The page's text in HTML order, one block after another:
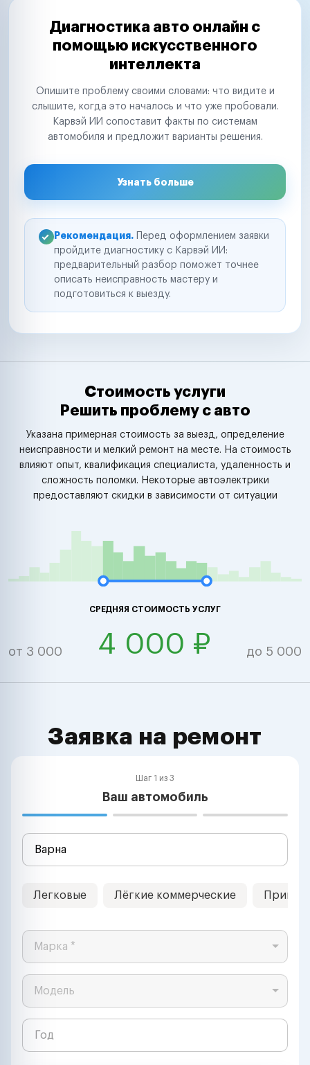
Диагностика авто онлайн с
помощью искусственного
интеллекта
Опишите проблему своими словами: что видите и
слышите, когда это началось и что уже пробовали.
Карвэй ИИ сопоставит факты по системам
автомобиля и предложит варианты решения.
Узнать больше
Рекомендация. Перед оформлением заявки
пройдите диагностику с Карвэй ИИ:
предварительный разбор поможет точнее
описать неисправность мастеру и
подготовиться к выезду.
Стоимость услуги
Решить проблему с авто
Указана примерная стоимость за выезд, определение
неисправности и мелкий ремонт на месте. На стоимость
влияют опыт, квалификация специалиста, удаленность и
сложность поломки. Некоторые автоэлектрики
предоставляют скидки в зависимости от ситуации
СРЕДНЯЯ СТОИМОСТЬ УСЛУГ
от 3 000 4 000 ₽ до 5 000
Заявка на ремонт
Шаг 1 из 3
Ваш автомобиль
Легковые Лёгкие коммерческие
Марка *
Модель